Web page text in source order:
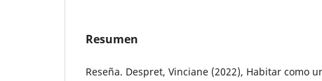
Resumen
Reseña. Despret, Vinciane (2022), Habitar como